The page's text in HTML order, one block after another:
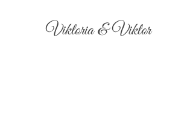
Viktoria & Viktor